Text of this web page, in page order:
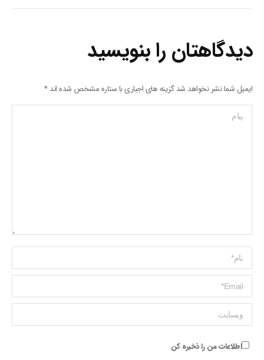
دیدگاهتان را بنویسید
ایمیل شما نشر نخواهد شد گزینه های اجباری با ستاره مشخص شده اند*
پیام
Name *
ایمیل *
وبسایت
اطلاعات من را ذخیره کن